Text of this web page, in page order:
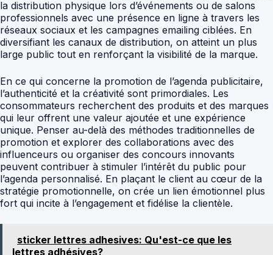
la distribution physique lors d’événements ou de salons
professionnels avec une présence en ligne à travers les
réseaux sociaux et les campagnes emailing ciblées. En
diversifiant les canaux de distribution, on atteint un plus
large public tout en renforçant la visibilité de la marque.
En ce qui concerne la promotion de l’agenda publicitaire,
l’authenticité et la créativité sont primordiales. Les
consommateurs recherchent des produits et des marques
qui leur offrent une valeur ajoutée et une expérience
unique. Penser au-delà des méthodes traditionnelles de
promotion et explorer des collaborations avec des
influenceurs ou organiser des concours innovants
peuvent contribuer à stimuler l’intérêt du public pour
l’agenda personnalisé. En plaçant le client au cœur de la
stratégie promotionnelle, on crée un lien émotionnel plus
fort qui incite à l’engagement et fidélise la clientèle.
sticker lettres adhesives: Qu'est-ce que les
lettres adhésives?